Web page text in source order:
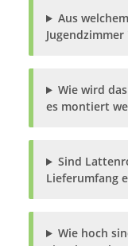
Aus
Jugendzimmer
Wie wird
es montiert
Sind
Lieferumfang
Wie hoch